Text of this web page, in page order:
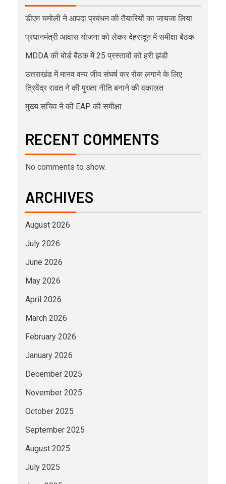
डीएम चमोली ने आपदा प्रबंधन की तैयारियों का जायजा लिया
प्रधानमंत्री आवास योजना को लेकर देहरादून में समीक्षा बैठक
MDDA की बोर्ड बैठक में 25 प्रस्तावों को हरी झंडी
उत्तराखंड में मानव वन्य जीव संघर्ष कर रोक लगाने के लिए
त्रिवेंद्र रावत ने की पुख्ता नीति बनाने की वकालत
मुख्य सचिव ने की EAP की समीक्षा
RECENT COMMENTS
No comments to show.
ARCHIVES
August 2026
July 2026
June 2026
May 2026
April 2026
March 2026
February 2026
January 2026
December 2025
November 2025
October 2025
September 2025
August 2025
July 2025